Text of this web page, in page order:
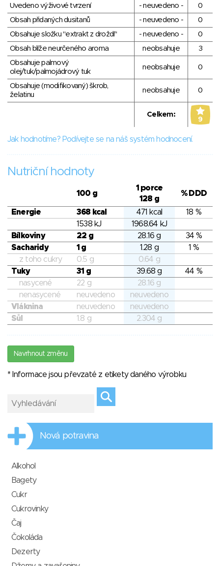
Uvedeno výživové tvrzení
- neuvedeno -
0
Obsah přidaných dusitanů
- neuvedeno -
0
Obsahuje složku "extrakt z droždí"
- neuvedeno -
0
Obsah blíže neurčeného aroma
neobsahuje
3
Obsahuje palmový
olej/tuk/palmojádrový tuk
neobsahuje 0
Obsahuje (modifikovaný) škrob,
želatinu
neobsahuje 0
Celkem:
9
Jak hodnotíme? Podívejte se na náš systém hodnocení.
Nutriční hodnoty
100 g
1 porce
128 g
% DDD
Energie 368 kcal 471 kcal
18 %
1538 kJ
1968.64 kJ
Bílkoviny
22 g 28.16 g
34 %
Sacharidy
1 g 1.28 g
1 %
z toho cukry
0.5 g
0.64 g
Tuky
31 g 39.68 g
44 %
nasycené
22 g
28.16 g
nenasycené
neuvedeno
neuvedeno
Vláknina
neuvedeno
neuvedeno
Sůl
1.8 g 2.304 g
Navrhnout změnu
* Informace jsou převzaté z etikety daného výrobku
Nová potravina
Alkohol
Bagety
Cukr
Cukrovinky
Čaj
Čokoláda
Dezerty